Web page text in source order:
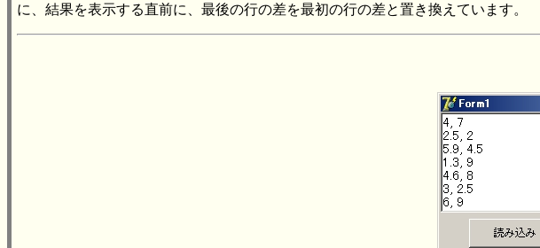
に、結果を表示する直前に、最後の行の差を最初の行の差と置き換えています。